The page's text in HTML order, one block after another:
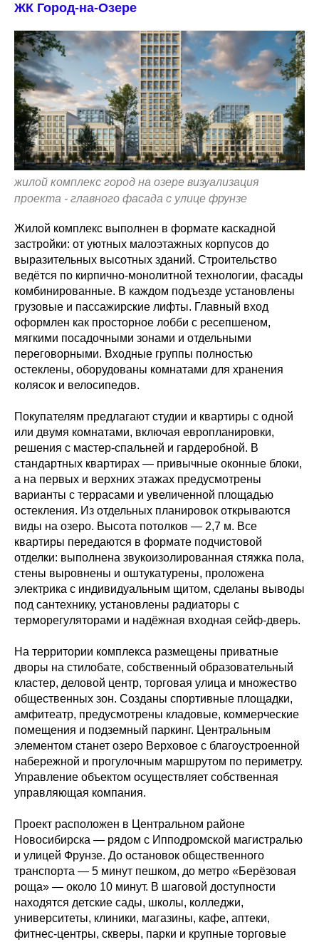
ЖК Город-на-Озере
жилой комплекс город на озере визуализация
проекта - главного фасада с улице фрунзе
Жилой комплекс выполнен в формате каскадной
застройки: от уютных малоэтажных корпусов до
выразительных высотных зданий. Строительство
ведётся по кирпично-монолитной технологии, фасады
комбинированные. В каждом подъезде установлены
грузовые и пассажирские лифты. Главный вход
оформлен как просторное лобби с ресепшеном,
мягкими посадочными зонами и отдельными
переговорными. Входные группы полностью
остеклены, оборудованы комнатами для хранения
колясок и велосипедов.
Покупателям предлагают студии и квартиры с одной
или двумя комнатами, включая европланировки,
решения с мастер-спальней и гардеробной. В
стандартных квартирах — привычные оконные блоки,
а на первых и верхних этажах предусмотрены
варианты с террасами и увеличенной площадью
остекления. Из отдельных планировок открываются
виды на озеро. Высота потолков — 2,7 м. Все
квартиры передаются в формате подчистовой
отделки: выполнена звукоизолированная стяжка пола,
стены выровнены и оштукатурены, проложена
электрика с индивидуальным щитом, сделаны выводы
под сантехнику, установлены радиаторы с
терморегуляторами и надёжная входная сейф-дверь.
На территории комплекса размещены приватные
дворы на стилобате, собственный образовательный
кластер, деловой центр, торговая улица и множество
общественных зон. Созданы спортивные площадки,
амфитеатр, предусмотрены кладовые, коммерческие
помещения и подземный паркинг. Центральным
элементом станет озеро Верховое с благоустроенной
набережной и прогулочным маршрутом по периметру.
Управление объектом осуществляет собственная
управляющая компания.
Проект расположен в Центральном районе
Новосибирска — рядом с Ипподромской магистралью
и улицей Фрунзе. До остановок общественного
транспорта — 5 минут пешком, до метро «Берёзовая
роща» — около 10 минут. В шаговой доступности
находятся детские сады, школы, колледжи,
университеты, клиники, магазины, кафе, аптеки,
фитнес-центры, скверы, парки и крупные торговые